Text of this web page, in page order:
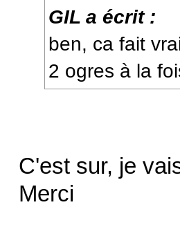
GIL a écrit :
ben, ca fait
2 ogres à la
C'est sur, je
Merci